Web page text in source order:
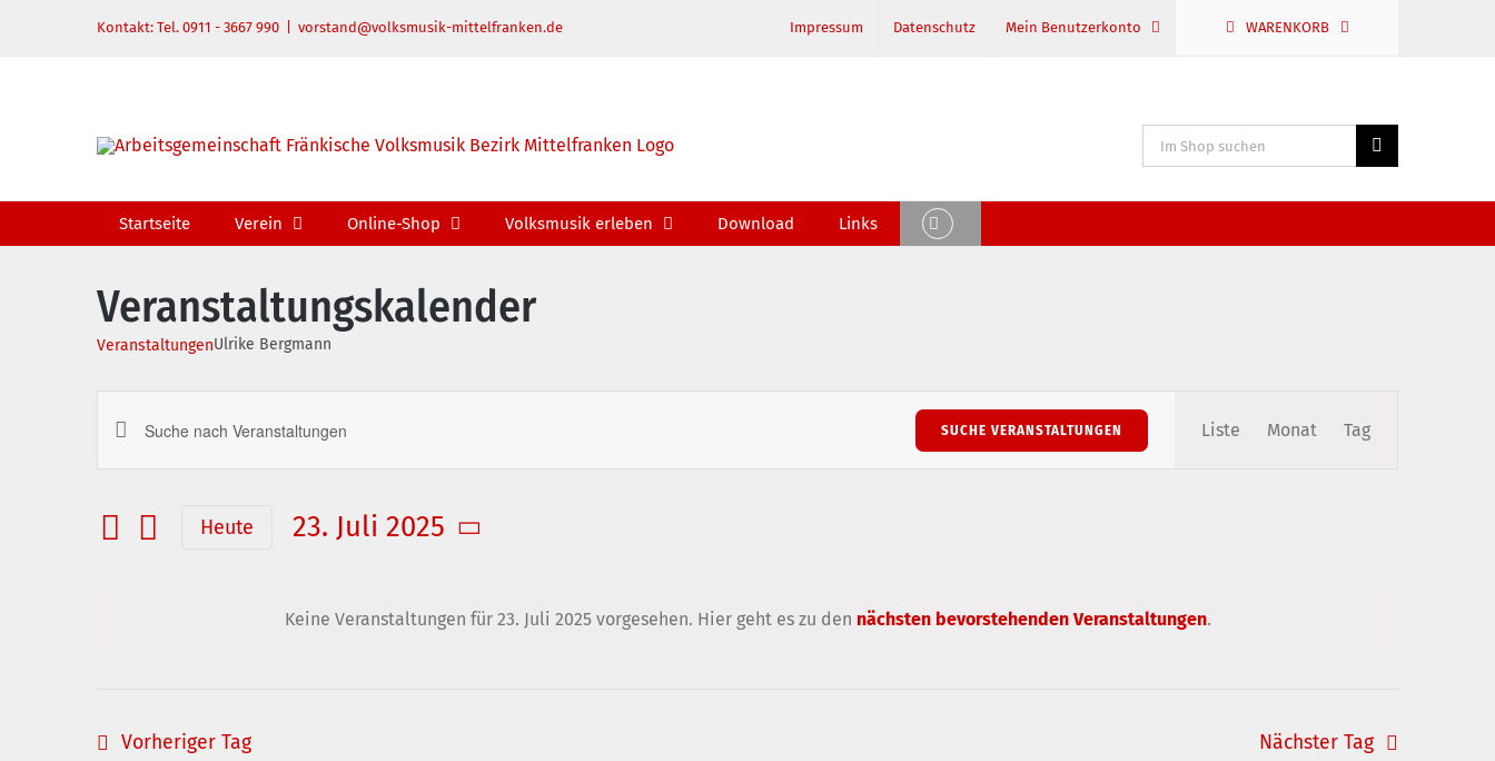
Kontakt: Tel. 0911 - 3667 990 vorstand@volksmusik-mittelfranken.de Impressum Datenschutz Mein Benutzerkonto WARENKORB
Suche
nach:
Startseite Verein Online-Shop Volksmusik erleben Download Links
Veranstaltungskalender
Keine Veranstaltungen für 23. Juli 2025 vorgesehen. Hier geht es zu den nächsten bevorstehenden Veranstaltungen.
VeranstaltungenUlrike Bergmann
Veranstaltungen
Suche
und
Ansichten,
Bitte
Suche
SUCHE VERANSTALTUNGEN Liste Monat Tag
Heute
23. Juli 2025
Vorheriger Tag Nächster Tag